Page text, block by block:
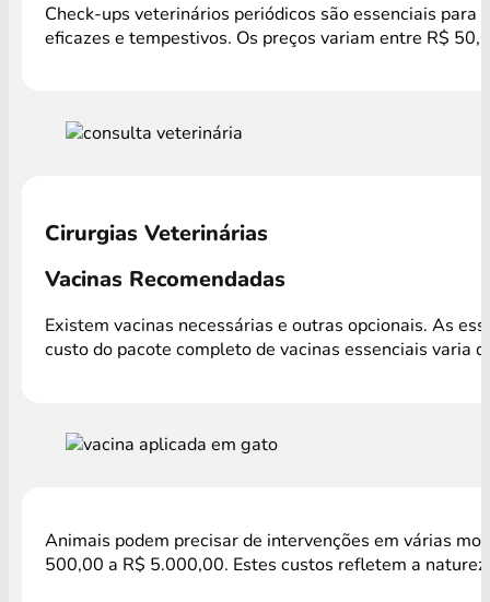
Check-ups veterinários periódicos são essenciais
eficazes e tempestivos. Os preços variam entre R$
Cirurgias Veterinárias
Vacinas Recomendadas
Existem vacinas necessárias e outras opcionais. As
custo do pacote completo de vacinas essenciais varia
Animais podem precisar de intervenções em várias
500,00 a R$ 5.000,00. Estes custos refletem a